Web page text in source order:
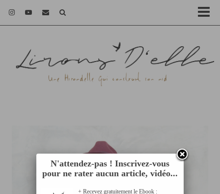
N'attendez-pas ! Inscrivez-vous
pour ne rater aucun article, vidéo...
+ Recevez gratuitement le Ebook :